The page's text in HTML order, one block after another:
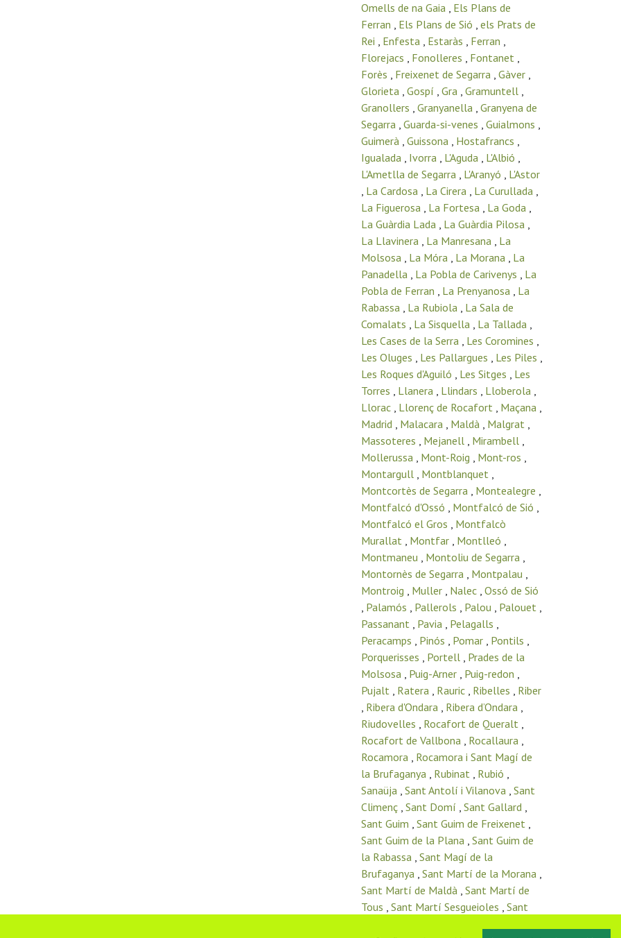
Omells de na Gaia , Els Plans de
Ferran , Els Plans de Sió , els Prats de
Rei , Enfesta , Estaràs , Ferran ,
Florejacs , Fonolleres , Fontanet ,
Forès , Freixenet de Segarra , Gàver ,
Glorieta , Gospí , Gra , Gramuntell ,
Granollers , Granyanella , Granyena de
Segarra , Guarda-si-venes , Guialmons ,
Guimerà , Guissona , Hostafrancs ,
Igualada , Ivorra , L'Aguda , L'Albió ,
L'Ametlla de Segarra , L'Aranyó , L'Astor
, La Cardosa , La Cirera , La Curullada ,
La Figuerosa , La Fortesa , La Goda ,
La Guàrdia Lada , La Guàrdia Pilosa ,
La Llavinera , La Manresana , La
Molsosa , La Móra , La Morana , La
Panadella , La Pobla de Carivenys , La
Pobla de Ferran , La Prenyanosa , La
Rabassa , La Rubiola , La Sala de
Comalats , La Sisquella , La Tallada ,
Les Cases de la Serra , Les Coromines ,
Les Oluges , Les Pallargues , Les Piles ,
Les Roques d'Aguiló , Les Sitges , Les
Torres , Llanera , Llindars , Lloberola ,
Llorac , Llorenç de Rocafort , Maçana ,
Madrid , Malacara , Maldà , Malgrat ,
Massoteres , Mejanell , Mirambell ,
Mollerussa , Mont-Roig , Mont-ros ,
Montargull , Montblanquet ,
Montcortès de Segarra , Montealegre ,
Montfalcó d'Ossó , Montfalcó de Sió ,
Montfalcó el Gros , Montfalcò
Murallat , Montfar , Montlleó ,
Montmaneu , Montoliu de Segarra ,
Montornès de Segarra , Montpalau ,
Montroig , Muller , Nalec , Ossó de Sió
, Palamós , Pallerols , Palou , Palouet ,
Passanant , Pavia , Pelagalls ,
Peracamps , Pinós , Pomar , Pontils ,
Porquerisses , Portell , Prades de la
Molsosa , Puig-Arner , Puig-redon ,
Pujalt , Ratera , Rauric , Ribelles , Riber
, Ribera d'Ondara , Ribera d’Ondara ,
Riudovelles , Rocafort de Queralt ,
Rocafort de Vallbona , Rocallaura ,
Rocamora , Rocamora i Sant Magí de
la Brufaganya , Rubinat , Rubió ,
Sanaüja , Sant Antolí i Vilanova , Sant
Climenç , Sant Domí , Sant Gallard ,
Sant Guim , Sant Guim de Freixenet ,
Sant Guim de la Plana , Sant Guim de
la Rabassa , Sant Magí de la
Brufaganya , Sant Martí de la Morana ,
Sant Martí de Maldà , Sant Martí de
Tous , Sant Martí Sesgueioles , Sant